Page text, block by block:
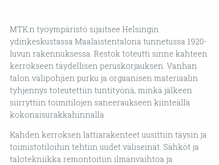
MTK:n työympäristö sijaitsee Helsingin
ydinkeskustassa Maalaistentalona tunnetussa 1920-
luvun rakennuksessa. Restok toteutti sinne kahteen
kerrokseen täydellisen peruskorjauksen. Vanhan
talon välipohjien purku ja orgaanisen materiaalin
tyhjennys toteutettiin tuntityönä, minkä jälkeen
siirryttiin toimitilojen saneeraukseen kiinteällä
kokonaisurakkahinnalla.
Kahden kerroksen lattiarakenteet uusittiin täysin ja
toimistotiloihin tehtiin uudet väliseinät. Sähköt ja
talotekniikka remontoitiin ilmanvaihtoa ja